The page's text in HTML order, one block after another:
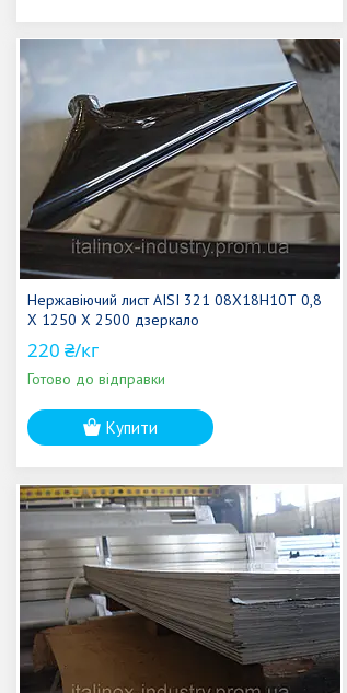
Нержавіючий лист AISI 321 08Х18Н10Т 0,8
Х 1250 Х 2500 дзеркало
220 ₴/кг
Готово до відправки
Купити